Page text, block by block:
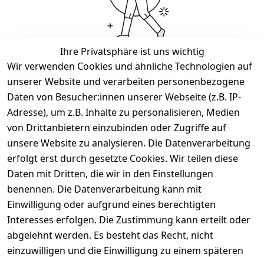
Wir haben keine Artikel mehr in dieser Kategorie.
Haben Sie nicht gefunden, was Sie suchen?
Artikel durchsuchen
Ihre Privatsphäre ist uns wichtig
Wir verwenden Cookies und ähnliche Technologien auf
unserer Website und verarbeiten personenbezogene
Daten von Besucher:innen unserer Webseite (z.B. IP-
Adresse), um z.B. Inhalte zu personalisieren, Medien
von Drittanbietern einzubinden oder Zugriffe auf
unsere Website zu analysieren. Die Datenverarbeitung
erfolgt erst durch gesetzte Cookies. Wir teilen diese
Daten mit Dritten, die wir in den Einstellungen
benennen. Die Datenverarbeitung kann mit
Einwilligung oder aufgrund eines berechtigten
Interesses erfolgen. Die Zustimmung kann erteilt oder
abgelehnt werden. Es besteht das Recht, nicht
einzuwilligen und die Einwilligung zu einem späteren
Rechtliches
AGB
Impressum
Datenschutze
rklärung
Barrierefreihe
Services
Kontakt
Registrieren